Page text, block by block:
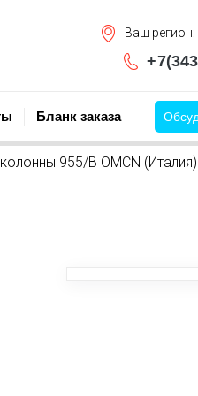
и модернизация Ваш регион:
+
Бланк заказа
955/B ОМСN (Италия)